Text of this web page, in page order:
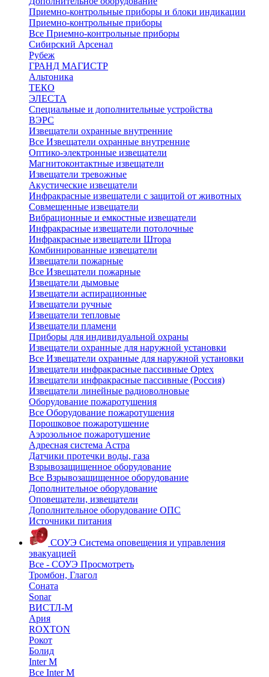
Приемно-контрольные приборы и блоки индикации
Приемно-контрольные приборы
Все Приемно-контрольные приборы
Сибирский Арсенал
Рубеж
ГРАНД МАГИСТР
Альтоника
ТЕКО
ЭЛЕСТА
Специальные и дополнительные устройства
ВЭРС
Извещатели охранные внутренние
Все Извещатели охранные внутренние
Оптико-электронные извещатели
Магнитоконтактные извещатели
Извещатели тревожные
Акустические извещатели
Инфракрасные извещатели с защитой от животных
Совмещенные извещатели
Вибрационные и емкостные извещатели
Инфракрасные извещатели потолочные
Инфракрасные извещатели Штора
Комбинированные извещатели
Извещатели пожарные
Все Извещатели пожарные
Извещатели дымовые
Извещатели аспирационные
Извещатели ручные
Извещатели тепловые
Извещатели пламени
Приборы для индивидуальной охраны
Извещатели охранные для наружной установки
Все Извещатели охранные для наружной установки
Извещатели инфракрасные пассивные Optex
Извещатели инфракрасные пассивные (Россия)
Извещатели линейные радиоволновые
Оборудование пожаротушения
Все Оборудование пожаротушения
Порошковое пожаротушение
Аэрозольное пожаротушение
Адресная система Астра
Датчики протечки воды, газа
Взрывозащищенное оборудование
Все Взрывозащищенное оборудование
Дополнительное оборудование
Оповещатели, извещатели
Дополнительное оборудование ОПС
Источники питания
СОУЭ Система оповещения и управления
эвакуацией
Все - СОУЭ Просмотреть
Тромбон, Глагол
Соната
Sonar
ВИСТЛ-М
Ария
ROXTON
Рокот
Болид
Inter M
Все Inter M